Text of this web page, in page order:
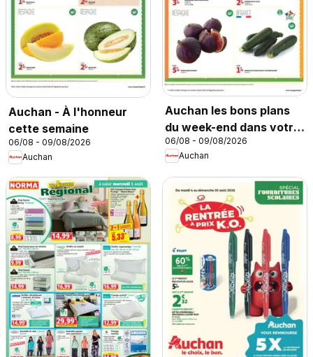
Auchan - À l'honneur
cette semaine
06/08 - 09/08/2026
Auchan
Auchan les bons plans
du week-end dans votre
super
06/08 - 09/08/2026
Auchan